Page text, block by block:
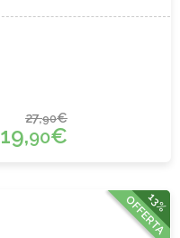
27,90€
19,90€
13%
OFFERTA